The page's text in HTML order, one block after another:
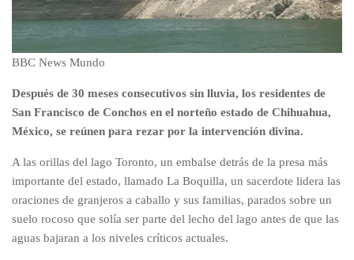
BBC News Mundo
Después de 30 meses consecutivos sin lluvia, los residentes de
San Francisco de Conchos en el norteño estado de Chihuahua,
México, se reúnen para rezar por la intervención divina.
A las orillas del lago Toronto, un embalse detrás de la presa más
importante del estado, llamado La Boquilla, un sacerdote lidera las
oraciones de granjeros a caballo y sus familias, parados sobre un
suelo rocoso que solía ser parte del lecho del lago antes de que las
aguas bajaran a los niveles críticos actuales.